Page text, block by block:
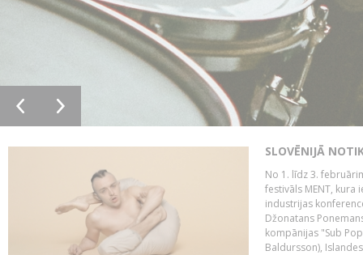
SLOVĒNIJĀ
No 1. līdz 3.
festivāls MENT, kura
industrijas
Džonatans
kompānijas "Sub
Baldursson),